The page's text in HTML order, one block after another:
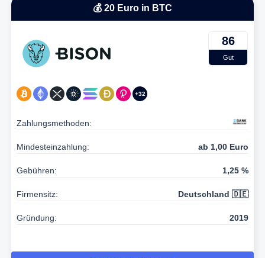
💰 20 Euro in BTC
86
Gut
+32
Zahlungsmethoden:
Mindesteinzahlung: ab 1,00 Euro
Gebühren: 1,25 %
Firmensitz: Deutschland 🇩🇪
Gründung: 2019